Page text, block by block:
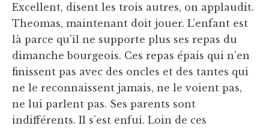
Excellent, disent les trois autres, on applaudit.
Theomas, maintenant doit jouer. L’enfant est
là parce qu’il ne supporte plus ses repas du
dimanche bourgeois. Ces repas épais qui n’en
finissent pas avec des oncles et des tantes qui
ne le reconnaissent jamais, ne le voient pas,
ne lui parlent pas. Ses parents sont
indifférents. Il s’est enfui. Loin de ces